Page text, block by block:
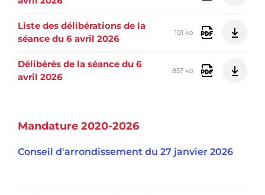
Liste des délibérations de la
séance du 6 avril 2026
101 ko
Délibérés de la séance du 6
avril 2026
857 ko
Mandature 2020-2026
Conseil d'arrondissement du 27 janvier 2026